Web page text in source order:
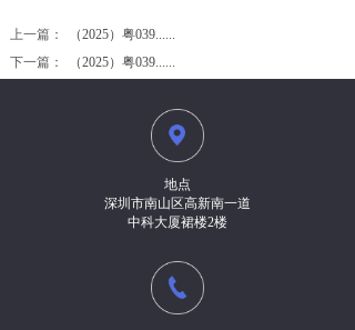
上一篇：
（2025）粤039......
下一篇：
（2025）粤039......
地点
深圳市南山区高新南一道
中科大厦裙楼2楼